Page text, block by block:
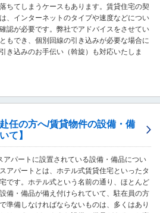
ちてしまうケースもあります。賃貸住宅の契
、インターネットのタイプや速度などについ
認が必要です。弊社でアドバイスをさせてい
もでき、個別回線の引き込みが必要な場合に
き込みのお手伝い（斡旋）も対応いたしま
赴任の方へ/賃貸物件の設備・備
て】
アパートに設置されている設備・備品につい
アパートとは、ホテル式賃貸住宅といったタ
です。ホテル式という名前の通り、ほとんど
備・備品が備え付けられていて、駐在員の方
準備しなければならないものは、多くはあり